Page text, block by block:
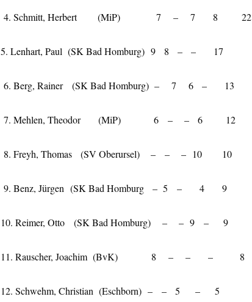
4. Schmitt, Herbert (MiP) 7 – 7 8 22
5. Lenhart, Paul (SK Bad Homburg) 9 8 – – 17
6. Berg, Rainer (SK Bad Homburg) – 7 6 – 13
7. Mehlen, Theodor (MiP) 6 – – 6 12
8. Freyh, Thomas (SV Oberursel) – – – 10 10
9. Benz, Jürgen (SK Bad Homburg – 5 – 4 9
10. Reimer, Otto (SK Bad Homburg) – – 9 – 9
11. Rauscher, Joachim (BvK) 8 – – – 8
12. Schwehm, Christian (Eschborn) – – 5 – 5